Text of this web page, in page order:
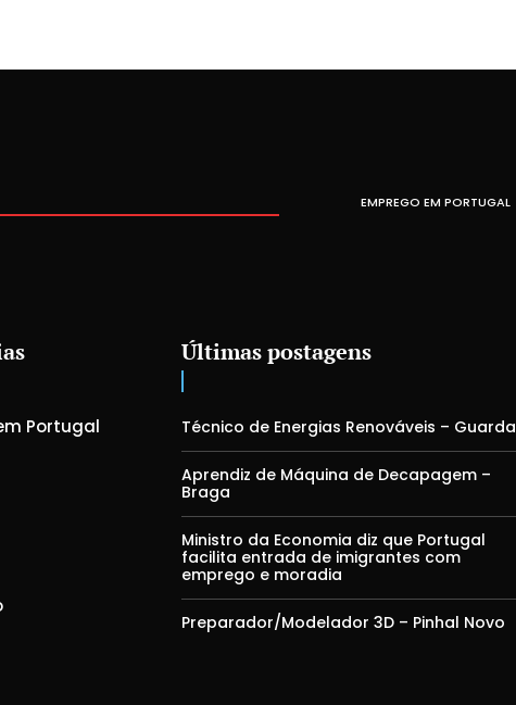
EMPREGO EM PORTUGAL
Portugal
Últimas postagens
Técnico de Energias Renováveis – Guarda
Aprendiz de Máquina de Decapagem –
Braga
Ministro da Economia diz que Portugal
facilita entrada de imigrantes com
emprego e moradia
Preparador/Modelador 3D – Pinhal Novo